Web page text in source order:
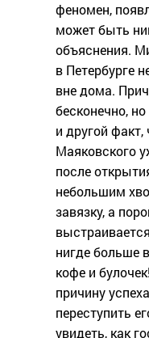
феномен,
может быть
объяснения.
в Петербурге
вне дома.
бесконечно,
и другой факт,
Маяковского
после
небольшим
завязку, а
нигде больше
кофе и
причину
переступить
увидеть, как